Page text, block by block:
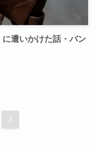
に遭いかけた話・バン
3